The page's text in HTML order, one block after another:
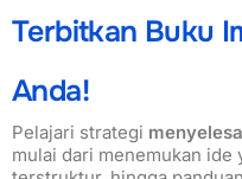
Terbitkan Buku
Anda!
Pelajari strategi
mulai dari menemukan ide